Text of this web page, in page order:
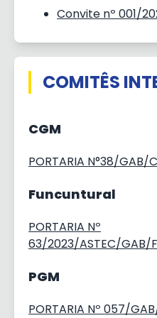
Convite nº 001/
COMITÊS
CGM
PORTARIA N°38/GAB/
Funcuntural
PORTARIA Nº
63/2023/ASTEC/GAB/
PGM
PORTARIA Nº 057/